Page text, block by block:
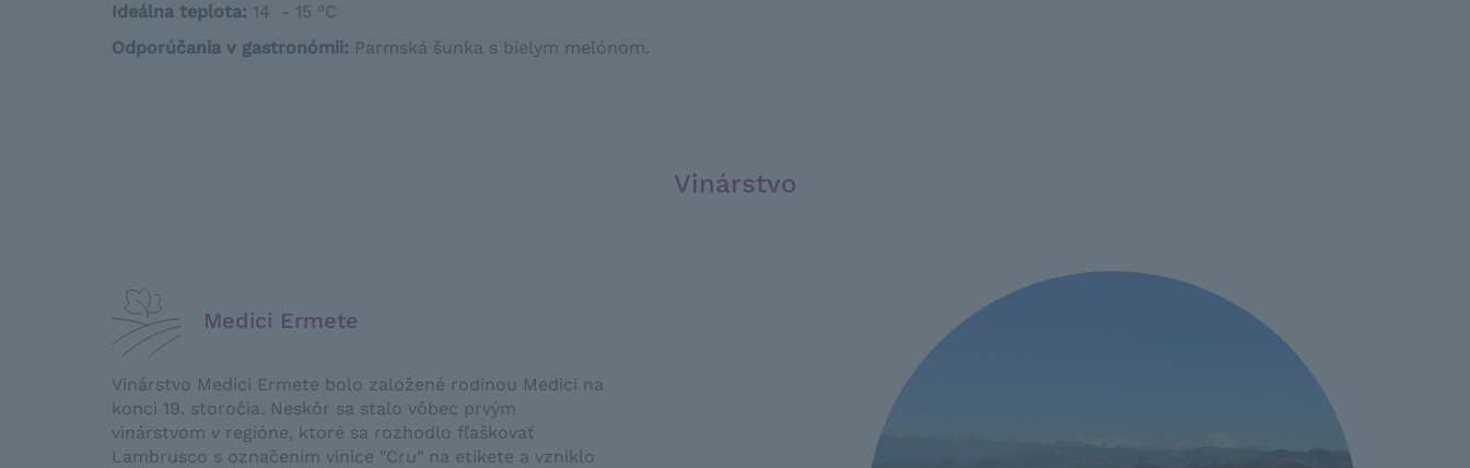
Ideálna teplota: 14 - 15 °C
Odporúčania v gastronómii: Parmská šunka s bielym melónom.
Vinárstvo
Medici Ermete
Vinárstvo Medici Ermete bolo založené rodinou Medici na
konci 19. storočia. Neskôr sa stalo vôbec prvým
vinárstvom v regióne, ktoré sa rozhodlo fľaškovať
Lambrusco s označením vinice "Cru" na etikete a vzniklo